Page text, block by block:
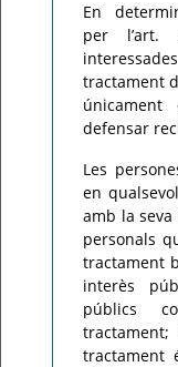
En
per l’art.
tractament
defensar
Les
en
amb la
personals
tractament
interès
públics
tractament